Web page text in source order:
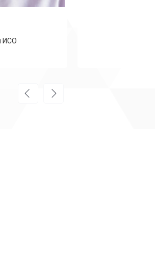
по сертификации ГОСТ Р